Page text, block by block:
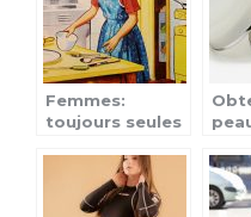
Femmes:
toujours seules
éducative des
enfants?